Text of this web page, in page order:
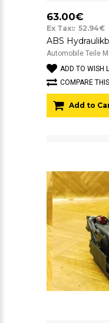
63.00€
Ex Tax:: 52.94€
Automobile Teile
ADD TO WISH
COMPARE
Add to